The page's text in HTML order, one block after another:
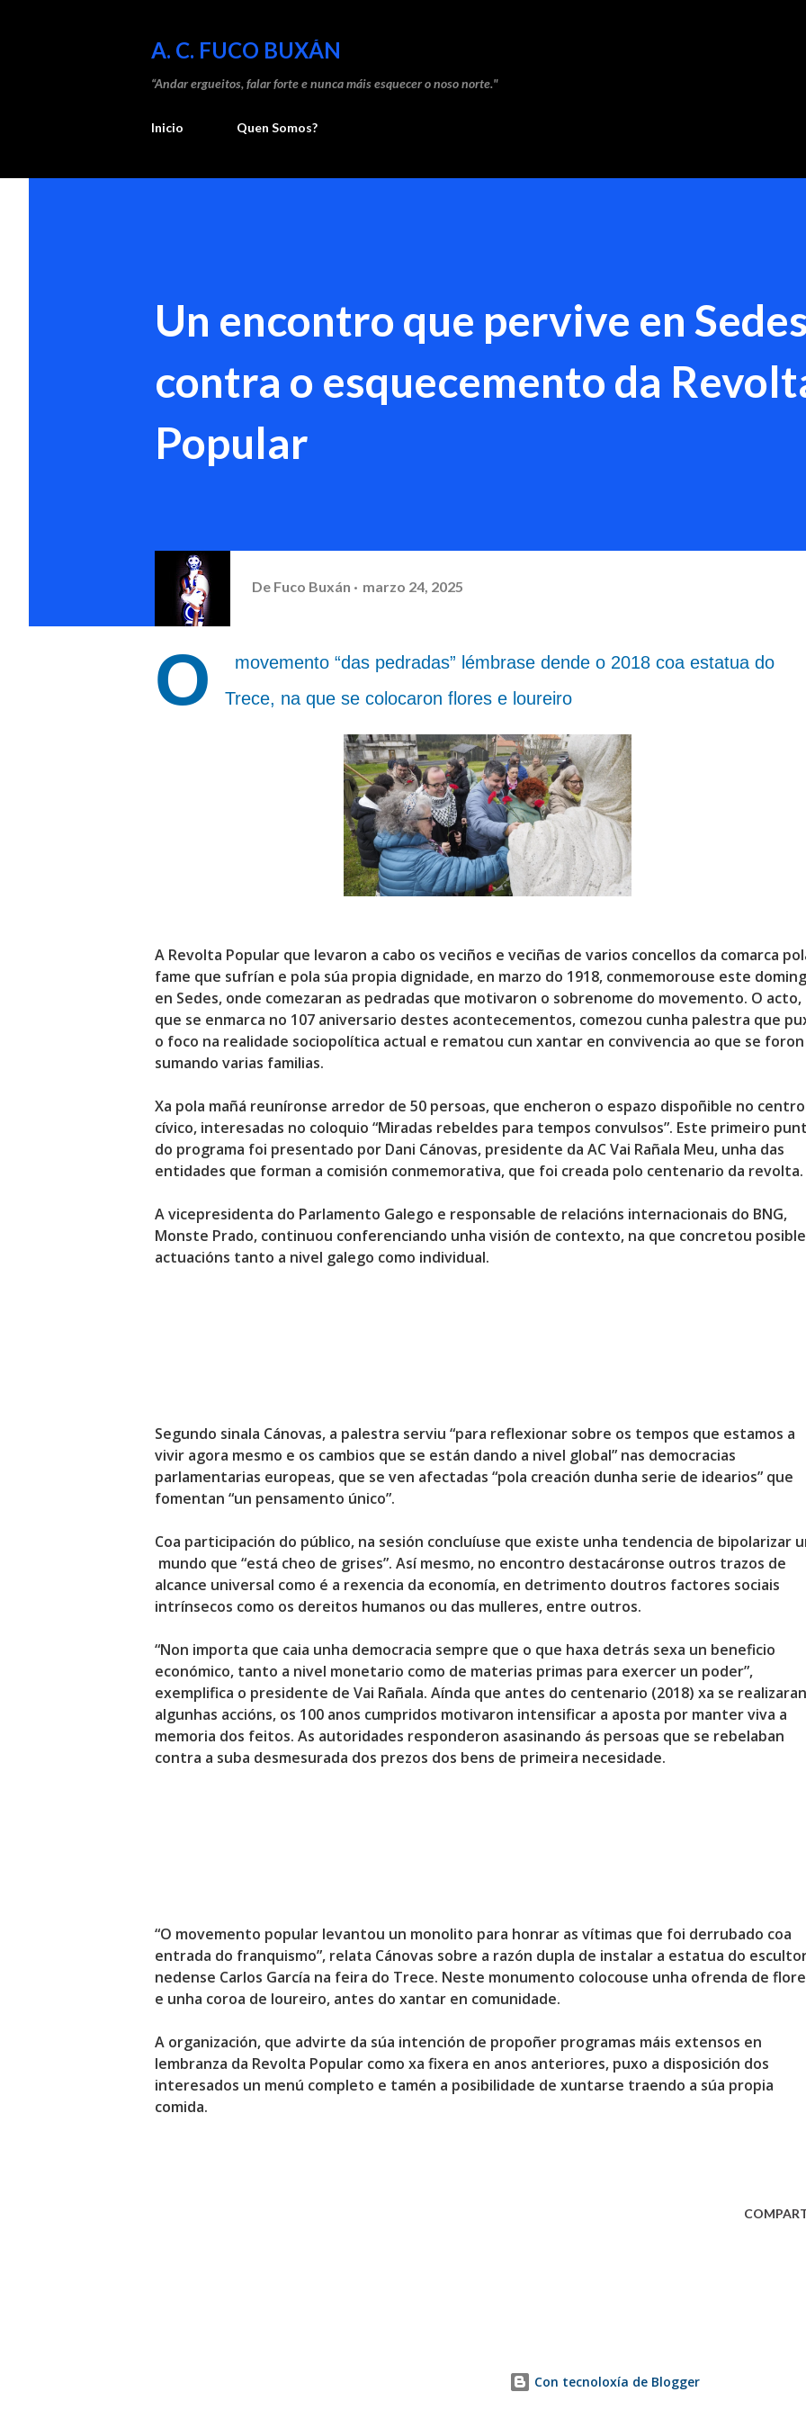
A. C. FUCO BUXÁN
“Andar ergueitos, falar forte e nunca máis esquecer o noso norte."
Inicio Quen Somos?
Un encontro que pervive en
contra o esquecemento da
Popular
De Fuco Buxán marzo 24, 2025
O
movemento “das pedradas” lémbrase dende o 2018 coa estatua do
Trece, na que se colocaron flores e loureiro
Revolta Popular que levaron a cabo os veciños e veciñas de varios concellos da comarca
fame que sufrían e pola súa propia dignidade, en marzo do 1918, conmemorouse este
en Sedes, onde comezaran as pedradas que motivaron o sobrenome do movemento. O acto,
que se enmarca no 107 aniversario destes acontecementos, comezou cunha palestra que
o foco na realidade sociopolítica actual e rematou cun xantar en convivencia ao que se foron
sumando varias familias.
Xa pola mañá reuníronse arredor de 50 persoas, que encheron o espazo dispoñible no centro
cívico, interesadas no coloquio “Miradas rebeldes para tempos convulsos”. Este primeiro
do programa foi presentado por Dani Cánovas, presidente da AC Vai Rañala Meu, unha das
entidades que forman a comisión conmemorativa, que foi creada polo centenario da revolta.
A vicepresidenta do Parlamento Galego e responsable de relacións internacionais do BNG,
Monste Prado, continuou conferenciando unha visión de contexto, na que concretou
actuacións tanto a nivel galego como individual.
Segundo sinala Cánovas, a palestra serviu “para reflexionar sobre os tempos que estamos a
vivir agora mesmo e os cambios que se están dando a nivel global” nas democracias
parlamentarias europeas, que se ven afectadas “pola creación dunha serie de idearios” que
fomentan “un pensamento único”.
Coa participación do público, na sesión concluíuse que existe unha tendencia de bipolarizar
mundo que “está cheo de grises”. Así mesmo, no encontro destacáronse outros trazos de
alcance universal como é a rexencia da economía, en detrimento doutros factores sociais
intrínsecos como os dereitos humanos ou das mulleres, entre outros.
“Non importa que caia unha democracia sempre que o que haxa detrás sexa un beneficio
económico, tanto a nivel monetario como de materias primas para exercer un poder”,
exemplifica o presidente de Vai Rañala. Aínda que antes do centenario (2018) xa se realizaran
algunhas accións, os 100 anos cumpridos motivaron intensificar a aposta por manter viva a
memoria dos feitos. As autoridades responderon asasinando ás persoas que se rebelaban
contra a suba desmesurada dos prezos dos bens de primeira necesidade.
“O movemento popular levantou un monolito para honrar as vítimas que foi derrubado coa
entrada do franquismo”, relata Cánovas sobre a razón dupla de instalar a estatua do
nedense Carlos García na feira do Trece. Neste monumento colocouse unha ofrenda de
e unha coroa de loureiro, antes do xantar en comunidade.
A organización, que advirte da súa intención de propoñer programas máis extensos en
lembranza da Revolta Popular como xa fixera en anos anteriores, puxo a disposición dos
interesados un menú completo e tamén a posibilidade de xuntarse traendo a súa propia
comida.
Con tecnoloxía de Blogger